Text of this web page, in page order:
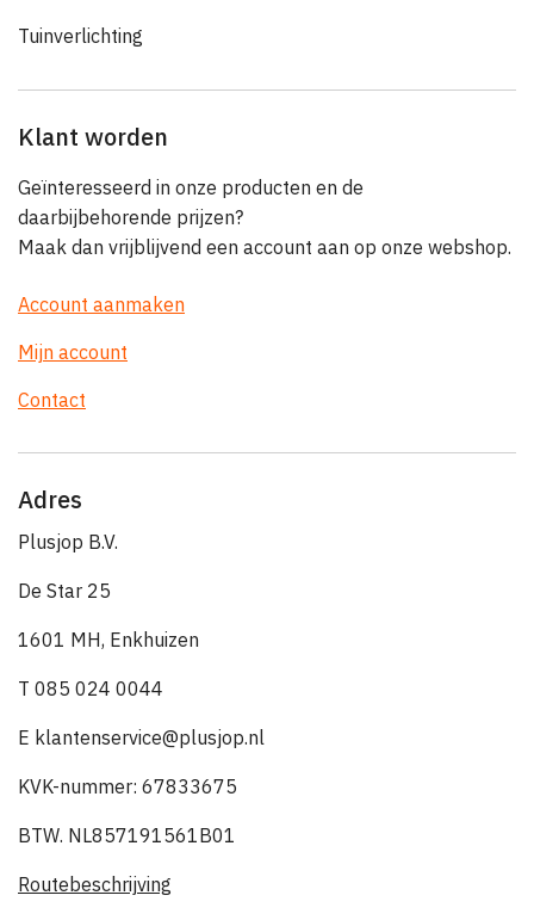
Tuinverlichting
Klant worden
Geïnteresseerd in onze producten en de
daarbijbehorende prijzen?
Maak dan vrijblijvend een account aan op onze webshop.
Account aanmaken
Mijn account
Contact
Adres
Plusjop B.V.
De Star 25
1601 MH, Enkhuizen
T 085 024 0044
E klantenservice@plusjop.nl
KVK-nummer: 67833675
BTW. NL857191561B01
Routebeschrijving